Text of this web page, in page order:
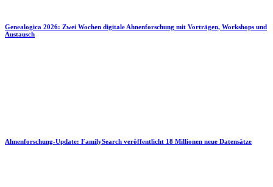
Genealogica 2026: Zwei Wochen digitale Ahnenforschung mit Vorträgen, Workshops und
Austausch
Ahnenforschung-Update: FamilySearch veröffentlicht 18 Millionen neue Datensätze